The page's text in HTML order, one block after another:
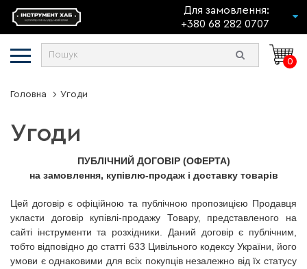
Для замовлення:
+380 68 282 0707
0
Головна Угоди
Угоди
ПУБЛІЧНИЙ ДОГОВІР (ОФЕРТА)
на замовлення, купівлю-продаж і доставку товарів
Цей договір є офіційною та публічною пропозицією Продавця
укласти договір купівлі-продажу Товару, представленого на
сайті інструменти та розхідники. Даний договір є публічним,
тобто відповідно до статті 633 Цивільного кодексу України, його
умови є однаковими для всіх покупців незалежно від їх статусу